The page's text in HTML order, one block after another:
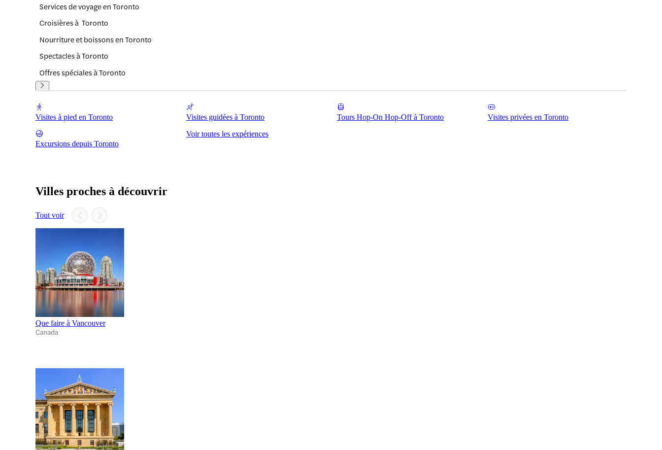
Services de voyage en Toronto
Croisières à Toronto
Nourriture et boissons en Toronto
Spectacles à Toronto
Offres spéciales à Toronto
Visites à pied en Toronto Visites guidées à Toronto Tours Hop-On Hop-Off à Toronto Visites privées en Toronto
Excursions depuis Toronto
Voir toutes les expériences
Villes proches à découvrir
Tout voir
Que faire à Vancouver
Canada